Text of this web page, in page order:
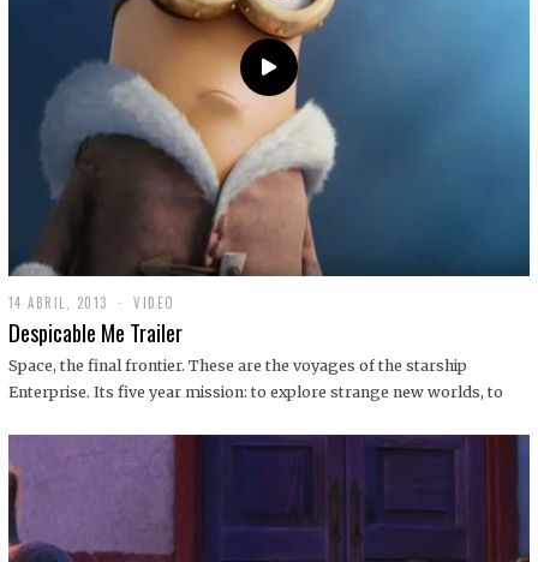
14 ABRIL, 2013
9
D
C
I
1
VIDEO
Despicable Me Trailer
Space, the final frontier. These are the voyages of the starship
Enterprise. Its five year mission: to explore strange new worlds, to